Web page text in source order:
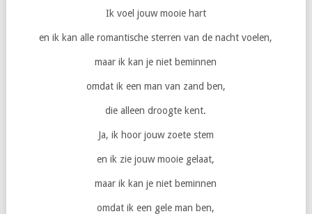
Ik voel jouw mooie hart
en ik kan alle romantische sterren van de nacht voelen,
maar ik kan je niet beminnen
omdat ik een man van zand ben,
die alleen droogte kent.
Ja, ik hoor jouw zoete stem
en ik zie jouw mooie gelaat,
maar ik kan je niet beminnen
omdat ik een gele man ben,